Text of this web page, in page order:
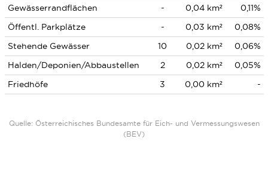
Gewässerrandflächen
- 0,04 km²
0,11%
Öffentl. Parkplätze
- 0,03 km²
0,08%
Stehende Gewässer
10 0,02 km²
0,06%
Halden/Deponien/Abbaustellen
2 0,02 km²
0,05%
Friedhöfe
3 0,00 km² -
Quelle: Österreichisches Bundesamte für Eich- und Vermessungswesen
(BEV)